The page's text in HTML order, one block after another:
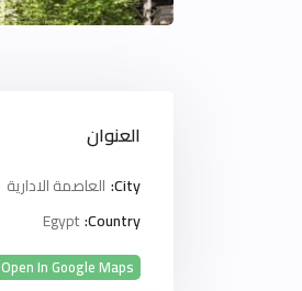
العنوان
City: العاصمة الادارية
Country:
Egypt
Open In Google Maps